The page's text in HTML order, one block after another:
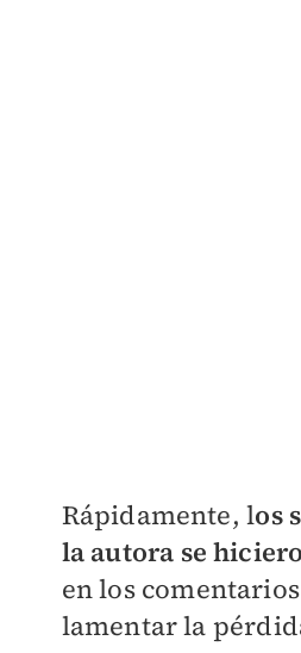
Rápidamente, los
la autora se
en los
lamentar la